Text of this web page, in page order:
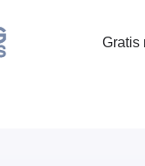
Gratis